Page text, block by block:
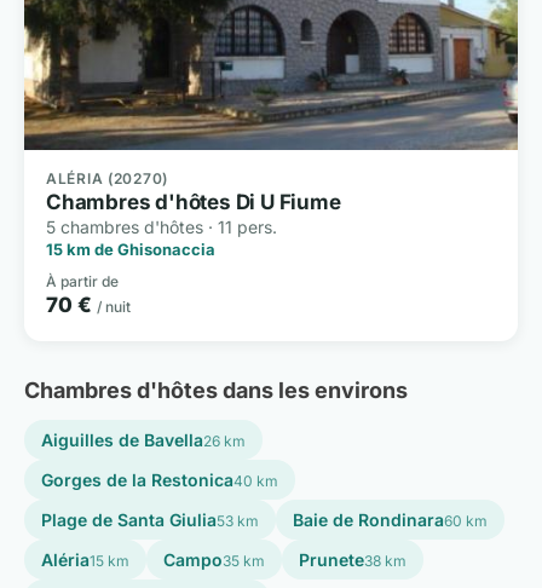
ALÉRIA (20270)
Chambres d'hôtes Di U Fiume
5 chambres d'hôtes · 11 pers.
15 km de Ghisonaccia
À partir de
70 € / nuit
Chambres d'hôtes dans les environs
Aiguilles de Bavella26 km
Gorges de la Restonica40 km
Plage de Santa Giulia53 km Baie de Rondinara60 km
Aléria15 km Campo35 km Prunete38 km